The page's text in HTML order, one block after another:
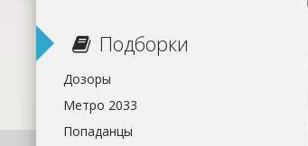
Подборки
Дозоры
Метро 2033
Попаданцы